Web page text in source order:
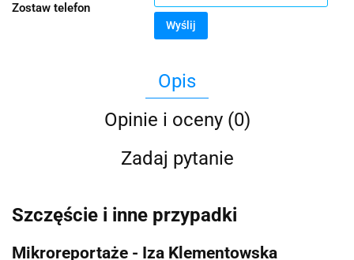
Zostaw telefon
Wyślij
Opis
Opinie i oceny (0)
Zadaj pytanie
Szczęście i inne przypadki
Mikroreportaże - Iza Klementowska